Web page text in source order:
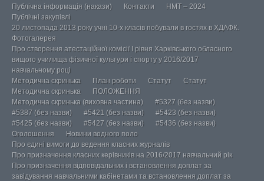
Публічна інформація (накази)
Контакти
НМТ – 2024
Публічні закупівлі
20 листопада 2013 року учні 10-х класів побували в гостях в ХДАФК.
Фотогалерея
Про створення атестаційної комісії І рівня Харківського обласного
вищого училища фізичної культури і спорту у 2016/2017
навчальному році
Методична скринька
План роботи Статут
Статут
Методична скринька
ПОЛОЖЕННЯ
Методична скринька (виховна частина)
#5327 (без назви)
#5387 (без назви)
#5421 (без назви)
#5423 (без назви)
#5425 (без назви)
#5427 (без назви)
#5436 (без назви)
Оголошення
Новини водного поло
Про єдині вимоги до ведення класних журналів
Про призначення класних керівників на 2016/2017 навчальний рік
Про призначення відповідальних і встановлення доплат за
завідування навчальними кабінетами та встановлення доплат за